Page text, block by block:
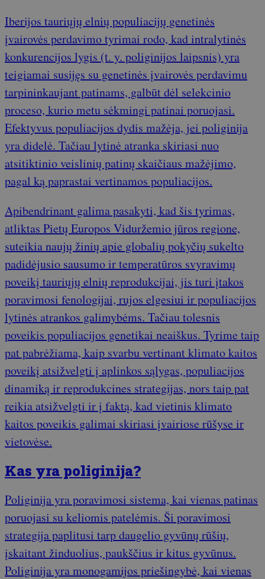
Iberijos tauriųjų elnių populiacijų genetinės
įvairovės perdavimo tyrimai rodo, kad intralytinės
konkurencijos lygis (t. y. poliginijos laipsnis) yra
teigiamai susijęs su genetinės įvairovės perdavimu
tarpininkaujant patinams, galbūt dėl selekcinio
proceso, kurio metu sėkmingi patinai poruojasi.
Efektyvus populiacijos dydis mažėja, jei poliginija
yra didelė. Tačiau lytinė atranka skiriasi nuo
atsitiktinio veislinių patinų skaičiaus mažėjimo,
pagal ką paprastai vertinamos populiacijos.
Apibendrinant galima pasakyti, kad šis tyrimas,
atliktas Pietų Europos Viduržemio jūros regione,
suteikia naujų žinių apie globalių pokyčių sukelto
padidėjusio sausumo ir temperatūros svyravimų
poveikį tauriųjų elnių reprodukcijai, jis turi įtakos
poravimosi fenologijai, rujos elgesiui ir populiacijos
lytinės atrankos galimybėms. Tačiau tolesnis
poveikis populiacijos genetikai neaiškus. Tyrime taip
pat pabrėžiama, kaip svarbu vertinant klimato kaitos
poveikį atsižvelgti į aplinkos sąlygas, populiacijos
dinamiką ir reprodukcines strategijas, nors taip pat
reikia atsižvelgti ir į faktą, kad vietinis klimato
kaitos poveikis galimai skiriasi įvairiose rūšyse ir
vietovėse.
Kas yra poliginija?
Poliginija yra poravimosi sistema, kai vienas patinas
poruojasi su keliomis patelėmis. Ši poravimosi
strategija paplitusi tarp daugelio gyvūnų rūšių,
įskaitant žinduolius, paukščius ir kitus gyvūnus.
Poliginija yra monogamijos priešingybė, kai vienas